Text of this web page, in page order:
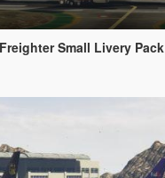
Small Livery Pack